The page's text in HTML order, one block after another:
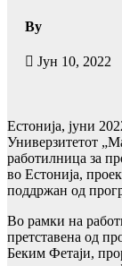
By
Јун 10, 2022
Естонија, јуни
Универзитетот
работилница за
во Естонија,
поддржан од
Во рамки на
претставена од
Беким Фетаји,